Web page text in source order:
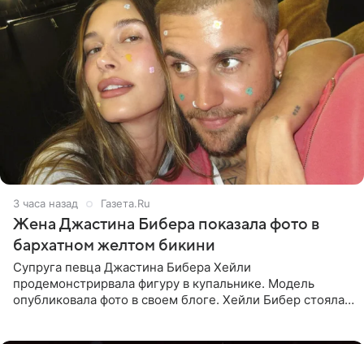
3 часа назад Газета.Ru
Жена Джастина Бибера показала фото в
бархатном желтом бикини
Супруга певца Джастина Бибера Хейли
продемонстрирвала фигуру в купальнике. Модель
опубликовала фото в своем блоге. Хейли Бибер стояла